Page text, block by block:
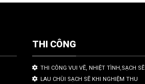
THI CÔNG
THI CÔNG VUI VẼ, NHIỆT TÌNH,SẠCH SẼ
LAU CHÙI SẠCH SẼ KHI NGHIỆM THU